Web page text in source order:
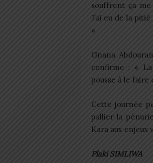
souffrent ça
J’ai eu de la
»
Gnana
confirme : «
pousse à le faire
Cette journée
pallier la
Kara aux enjeux
Plaki SIMLIWA